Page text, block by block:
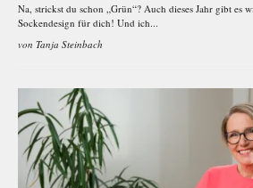
Na, strickst du schon „Grün“? Auch dieses Jahr gibt es
Sockendesign für dich! Und ich...
von Tanja Steinbach